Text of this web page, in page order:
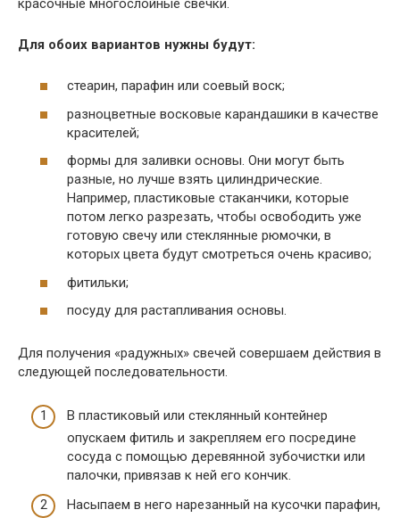
красочные многослойные свечки.
Для обоих вариантов нужны будут:
стеарин, парафин или соевый воск;
разноцветные восковые карандашики в качестве
красителей;
формы для заливки основы. Они могут быть
разные, но лучше взять цилиндрические.
Например, пластиковые стаканчики, которые
потом легко разрезать, чтобы освободить уже
готовую свечу или стеклянные рюмочки, в
которых цвета будут смотреться очень красиво;
фитильки;
посуду для растапливания основы.
Для получения «радужных» свечей совершаем действия в
следующей последовательности.
В пластиковый или стеклянный контейнер
опускаем фитиль и закрепляем его посредине
сосуда с помощью деревянной зубочистки или
палочки, привязав к ней его кончик.
Насыпаем в него нарезанный на кусочки парафин,